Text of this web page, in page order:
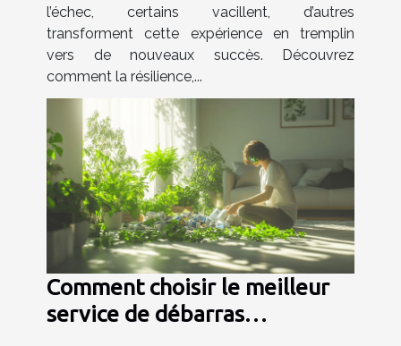
l’échec, certains vacillent, d’autres
transforment cette expérience en tremplin
vers de nouveaux succès. Découvrez
comment la résilience,...
Comment choisir le meilleur
service de débarras